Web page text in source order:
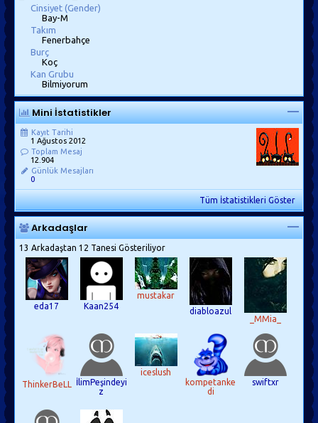
Cinsiyet (Gender)
Bay-M
Takım
Fenerbahçe
Burç
Koç
Kan Grubu
Bilmiyorum
Mini İstatistikler
Kayıt Tarihi
1 Ağustos 2012
Toplam Mesaj
12.904
Günlük Mesajları
0
Tüm İstatistikleri Göster
Arkadaşlar
13 Arkadaştan 12 Tanesi Gösteriliyor
eda17 Kaan254
mustakar
diabloazul
_MMia_
ThinkerBeLL
İlimPeşindeyi
z
iceslush
kompetanke
di
swiftxr